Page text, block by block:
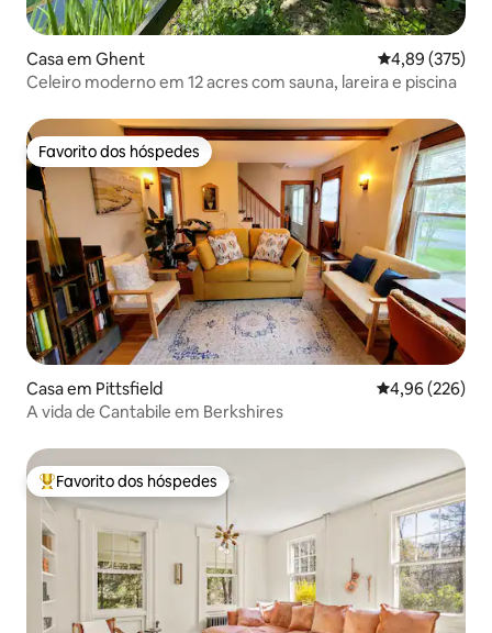
Casa em Ghent Classificação
4,89 (375)
Celeiro moderno em 12 acres com sauna, lareira e piscina
Favorito dos hóspedes
Favorito dos hóspedes
Casa em Pittsfield Classificação
4,96 (226)
A vida de Cantabile em Berkshires
Favoritos dos hóspedes mais apreciados
Favorito dos hóspedes